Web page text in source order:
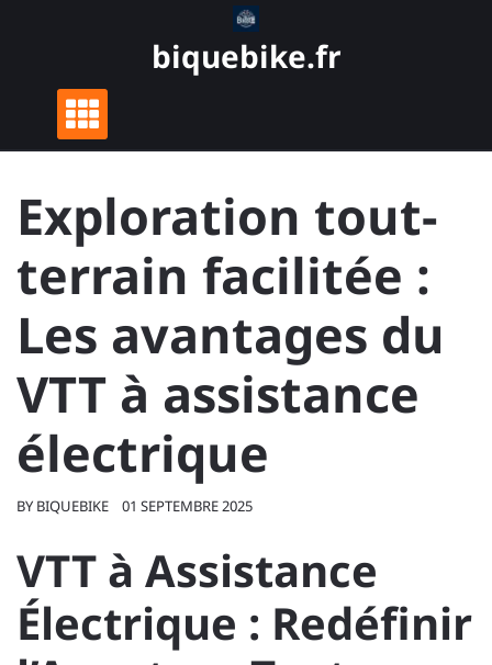
biquebike.fr
Exploration tout-
terrain facilitée :
Les avantages du
VTT à assistance
électrique
BY BIQUEBIKE 01 SEPTEMBRE 2025
VTT à Assistance
Électrique : Redéfinir